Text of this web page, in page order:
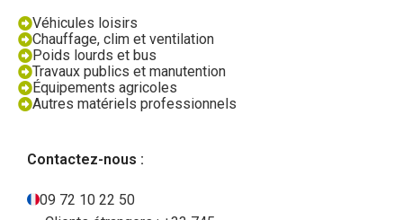
Véhicules loisirs
Chauffage, clim et ventilation
Poids lourds et bus
Travaux publics et manutention
Équipements agricoles
Autres matériels professionnels
Contactez-nous :
09 72 10 22 50